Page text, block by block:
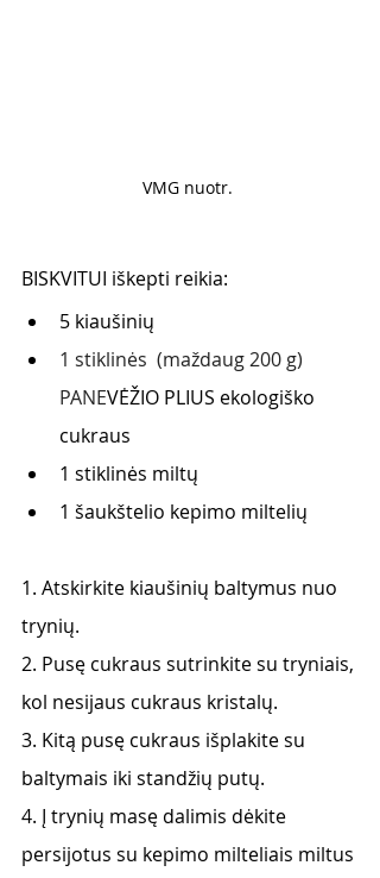
VMG nuotr.
BISKVITUI iškepti reikia:
5 kiaušinių
1 stiklinės  (maždaug 200 g)
PANEVĖŽIO PLIUS ekologiško
cukraus
1 stiklinės miltų
1 šaukštelio kepimo miltelių
1. Atskirkite kiaušinių baltymus nuo
trynių.
2. Pusę cukraus sutrinkite su tryniais,
kol nesijaus cukraus kristalų.
3. Kitą pusę cukraus išplakite su
baltymais iki standžių putų.
4. Į trynių masę dalimis dėkite
persijotus su kepimo milteliais miltus